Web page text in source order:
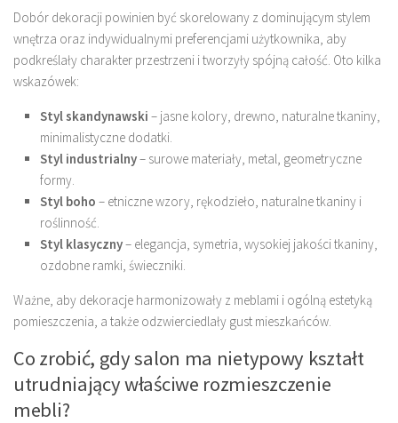
Dobór dekoracji powinien być skorelowany z dominującym stylem
wnętrza oraz indywidualnymi preferencjami użytkownika, aby
podkreślały charakter przestrzeni i tworzyły spójną całość. Oto kilka
wskazówek:
Styl skandynawski – jasne kolory, drewno, naturalne tkaniny,
minimalistyczne dodatki.
Styl industrialny– surowe materiały, metal, geometryczne
formy.
Styl boho – etniczne wzory, rękodzieło, naturalne tkaniny i
roślinność.
Styl klasyczny– elegancja, symetria, wysokiej jakości tkaniny,
ozdobne ramki, świeczniki.
Ważne, aby dekoracje harmonizowały z meblami i ogólną estetyką
pomieszczenia, a także odzwierciedlały gust mieszkańców.
Co zrobić, gdy salon ma nietypowy kształt
utrudniający właściwe rozmieszczenie
mebli?